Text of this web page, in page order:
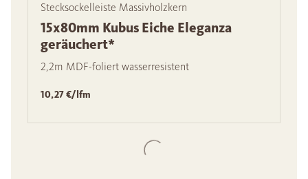
Stecksockelleiste Massivholzkern
15x80mm Kubus Eiche Eleganza
geräuchert*
2,2m MDF-foliert wasserresistent
10,27 €/lfm